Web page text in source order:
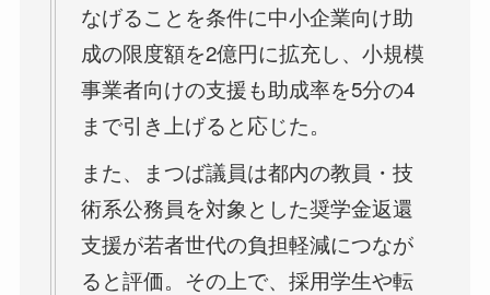
なげることを条件に中小企業向け助
成の限度額を2億円に拡充し、小規模
事業者向けの支援も助成率を5分の4
まで引き上げると応じた。
また、まつば議員は都内の教員・技
術系公務員を対象とした奨学金返還
支援が若者世代の負担軽減につなが
ると評価。その上で、採用学生や転